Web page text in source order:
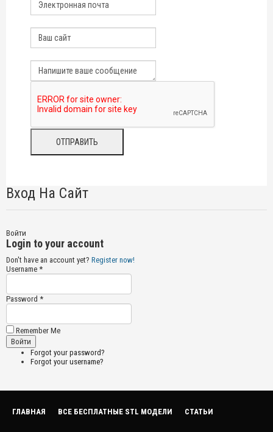
Вход На Сайт
Войти
Login to your account
Don't have an account yet? Register now!
Username *
Password *
Remember Me
Forgot your password?
Forgot your username?
ГЛАВНАЯ ВСЕ БЕСПЛАТНЫЕ STL МОДЕЛИ СТАТЬИ